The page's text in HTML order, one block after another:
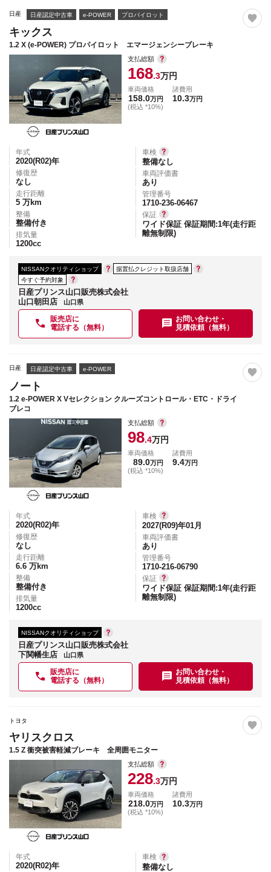
日産 日産認定中古車 e-POWER プロパイロット
キックス
1.2 X (e-POWER) プロパイロット エマージェンシーブレーキ
支払総額
168.3万円
車両価格
158.0万円
(税込 *10%)
諸費用
10.3万円
年式
2020(R02)年
修復歴
なし
走行距離
5 万km
整備
整備付き
排気量
1200cc
車検
整備なし
車両評価書
あり
管理番号
1710-236-06467
保証
ワイド保証 保証期間:1年(走行距
離無制限)
NISSANクオリティショップ
据置払クレジット取扱店舗
今すぐ予約対象
日産プリンス山口販売株式会社
山口朝田店
山口県
販売店に
電話する（無料）
お問い合わせ・
見積依頼（無料）
日産 日産認定中古車 e-POWER
ノート
1.2 e-POWER X Vセレクション クルーズコントロール・ETC・ドライ
ブレコ
支払総額
98.4万円
車両価格
89.0万円
(税込 *10%)
諸費用
9.4万円
年式
2020(R02)年
修復歴
なし
走行距離
6.6 万km
整備
整備付き
排気量
1200cc
車検
2027(R09)年01月
車両評価書
あり
管理番号
1710-216-06790
保証
ワイド保証 保証期間:1年(走行距
離無制限)
NISSANクオリティショップ
日産プリンス山口販売株式会社
下関幡生店
山口県
販売店に
電話する（無料）
お問い合わせ・
見積依頼（無料）
トヨタ
ヤリスクロス
1.5 Z 衝突被害軽減ブレーキ 全周囲モニター
支払総額
228.3万円
車両価格
218.0万円
(税込 *10%)
諸費用
10.3万円
年式
2020(R02)年
車検
整備なし